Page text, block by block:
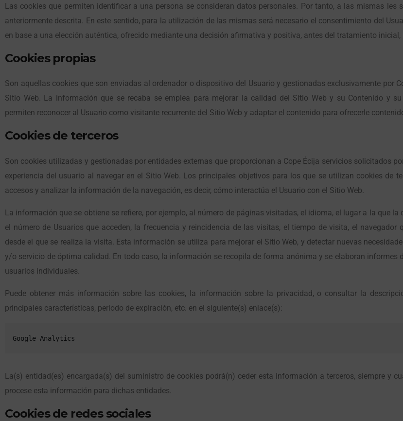
Las cookies que permiten identificar a una persona se consideran datos personales. Por tanto, a las mismas les
anteriormente descrita. En este sentido, para la utilización de las mismas será necesario el consentimiento del
en base a una elección auténtica, ofrecido mediante una decisión afirmativa y positiva, antes del tratamiento
Cookies propias
Son aquellas cookies que son enviadas al ordenador o dispositivo del Usuario y gestionadas exclusivamente por
Sitio Web. La información que se recaba se emplea para mejorar la calidad del Sitio Web y su Contenido y
permiten reconocer al Usuario como visitante recurrente del Sitio Web y adaptar el contenido para ofrecerle
Cookies de terceros
Son cookies utilizadas y gestionadas por entidades externas que proporcionan a Cope Écija servicios solicitados
experiencia del usuario al navegar en el Sitio Web. Los principales objetivos para los que se utilizan cookies de
accesos y analizar la información de la navegación, es decir, cómo interactúa el Usuario con el Sitio Web.
La información que se obtiene se refiere, por ejemplo, al número de páginas visitadas, el idioma, el lugar a la que la
el número de Usuarios que acceden, la frecuencia y reincidencia de las visitas, el tiempo de visita, el
desde el que se realiza la visita. Esta información se utiliza para mejorar el Sitio Web, y detectar nuevas
y/o servicio de óptima calidad. En todo caso, la información se recopila de forma anónima y se elaboran informes
usuarios individuales.
Puede obtener más información sobre las cookies, la información sobre la privacidad, o consultar la
principales características, periodo de expiración, etc. en el siguiente(s) enlace(s):
Google Analytics
La(s) entidad(es) encargada(s) del suministro de cookies podrá(n) ceder esta información a terceros, siempre y
procese esta información para dichas entidades.
Cookies de redes sociales